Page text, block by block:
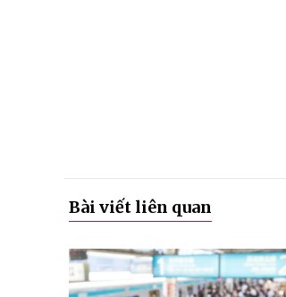
Bài viết liên quan